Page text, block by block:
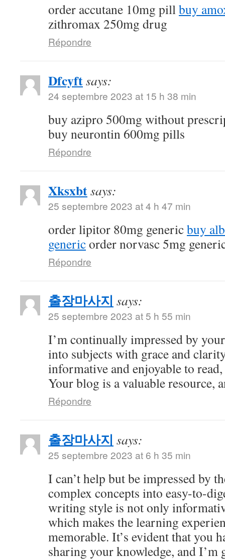
order accutane 10mg pillbuy
zithromax 250mg drug
Répondre
Dfcyftsays:
24 septembre 2023 at 15 h 38 min
buy azipro 500mg without
buy neurontin 600mg pills
Répondre
Xksxbtsays:
25 septembre 2023 at 4 h 47 min
order lipitor 80mg genericbuy
genericorder norvasc 5mg
Répondre
출장마사지 says:
25 septembre 2023 at 5 h 55 min
I’m continually impressed by
into subjects with grace and
informative and enjoyable to
Your blog is a valuable resource,
Répondre
출장마사지 says:
25 septembre 2023 at 6 h 35 min
I can’t help but be impressed by
complex concepts into easy-to-
writing style is not only
which makes the learning
memorable. It’s evident that you
sharing your knowledge, and I’m